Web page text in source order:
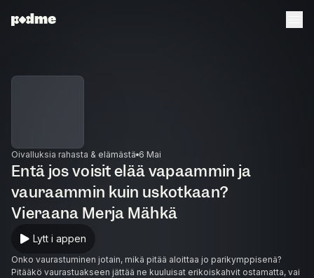
Oivalluksia rahasta & elämästä 6 Mai
Entä jos voisit elää vapaammin ja
vauraammin kuin uskotkaan?
Vieraana Merja Mähkä
Lytt i appen
Onko vaurastuminen jotain, mikä pitää aloittaa jo parikymppisenä?
Pitääkö vaurastuakseen jättää ne kuuluisat erikoiskahvit ostamatta, vai